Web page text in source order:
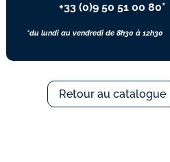
+33 (0)9 50 51 00 80*
*du lundi au vendredi de 8h30 à 12h30
Retour au catalogue